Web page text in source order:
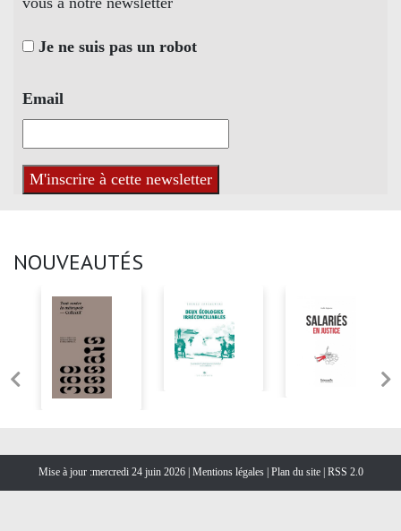
Je ne suis pas un robot
Email
NOUVEAUTÉS
Mise à jour :mercredi 24 juin 2026 | Mentions légales | Plan du site |RSS 2.0